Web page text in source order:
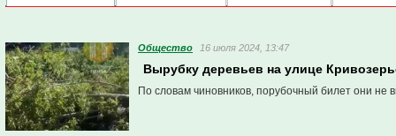
Общество 16 июля 2024, 13:47
Вырубку деревьев на улице
По словам чиновников, порубочный билет они не